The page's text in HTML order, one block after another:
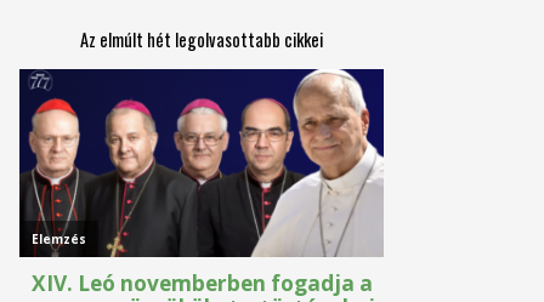
Az elmúlt hét legolvasottabb cikkei